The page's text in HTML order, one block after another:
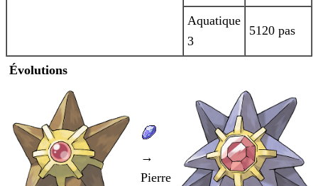
Aquatique
3
5120 pas
Évolutions
→
Pierre